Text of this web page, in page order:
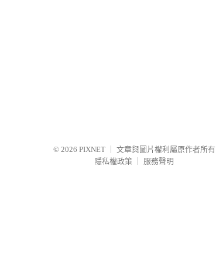
© 2026 PIXNET
文章與圖片權利屬原作者所有
隱私權政策
服務聲明